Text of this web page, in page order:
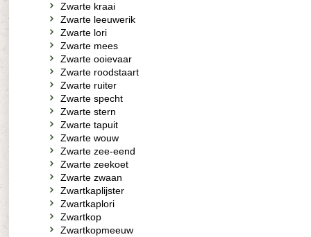
Zwarte kraai
Zwarte leeuwerik
Zwarte lori
Zwarte mees
Zwarte ooievaar
Zwarte roodstaart
Zwarte ruiter
Zwarte specht
Zwarte stern
Zwarte tapuit
Zwarte wouw
Zwarte zee-eend
Zwarte zeekoet
Zwarte zwaan
Zwartkaplijster
Zwartkaplori
Zwartkop
Zwartkopmeeuw